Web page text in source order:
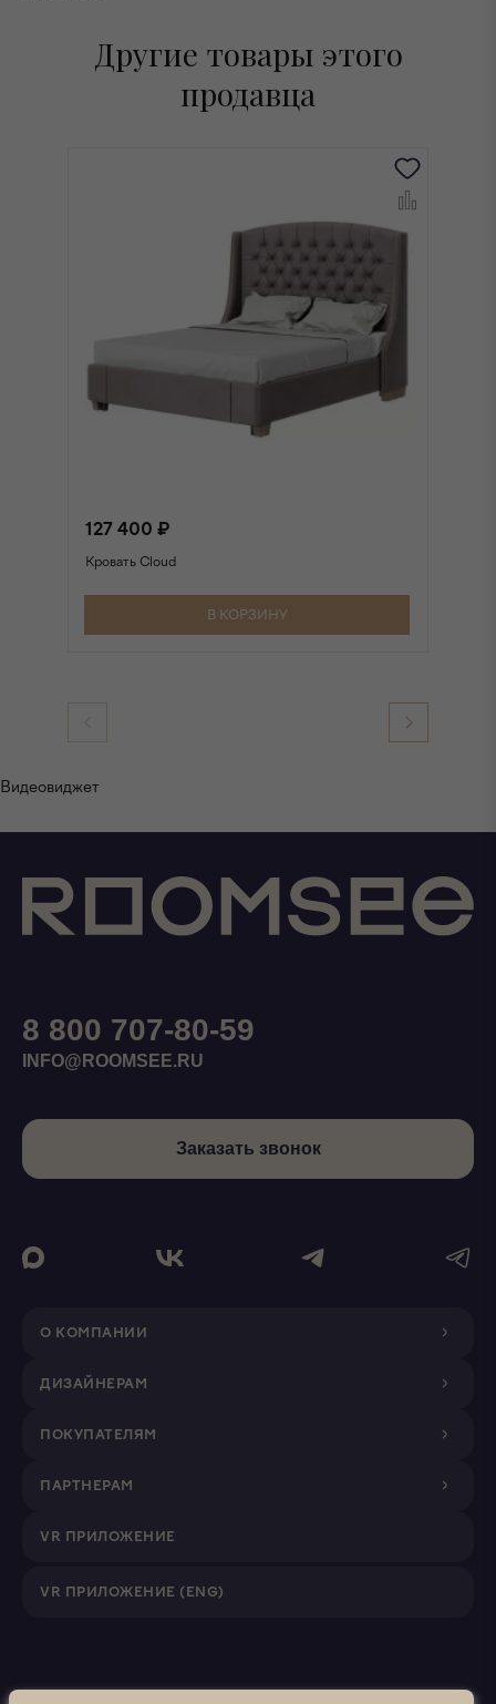
Другие товары этого
продавца
127 400 ₽
Кровать Cloud
В КОРЗИНУ
Видеовиджет
О КОМПАНИИ
ДИЗАЙНЕРАМ
ПОКУПАТЕЛЯМ
ПАРТНЕРАМ
VR ПРИЛОЖЕНИЕ
VR ПРИЛОЖЕНИЕ (ENG)
8 800 707-80-59
INFO@ROOMSEE.RU
Заказать звонок